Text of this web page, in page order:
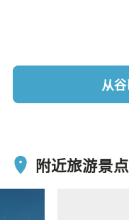
从
附近旅游景点